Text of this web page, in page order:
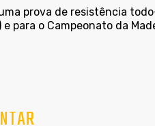
prova de resistência
e para o Campeonato da